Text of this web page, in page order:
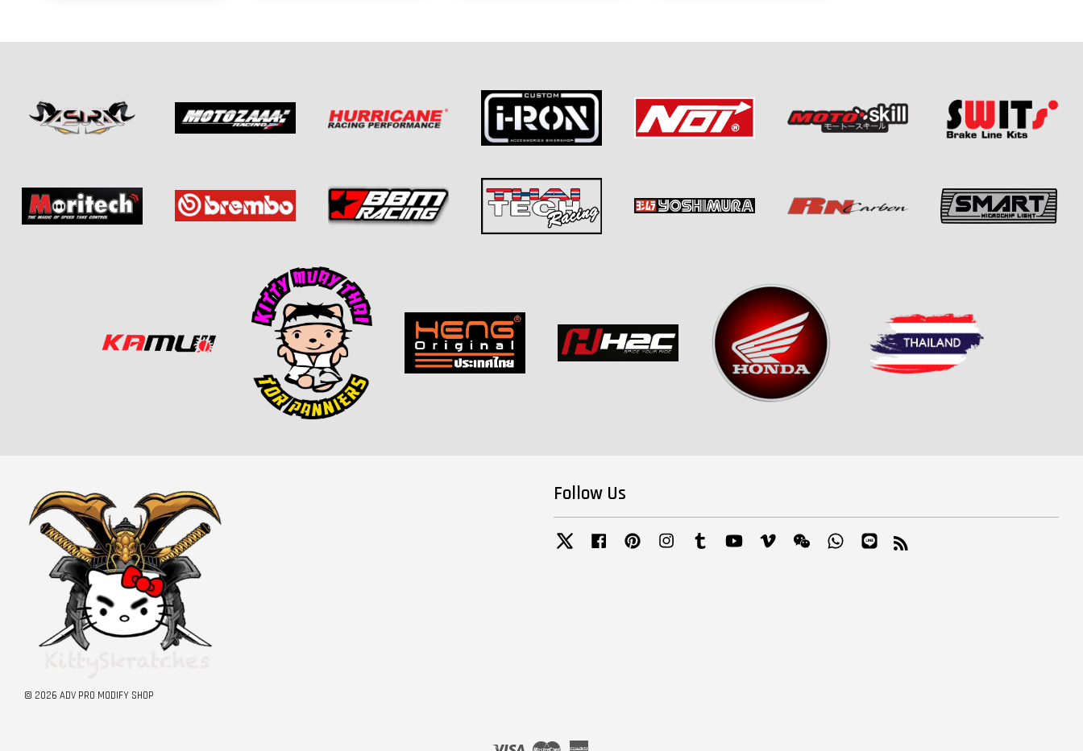
© 2026 ADV PRO MODIFY SHOP
Follow Us
Twitter Facebook Pinterest InstagramTumblr YouTube Vimeo Wechat WhatsappLine
Visa Master